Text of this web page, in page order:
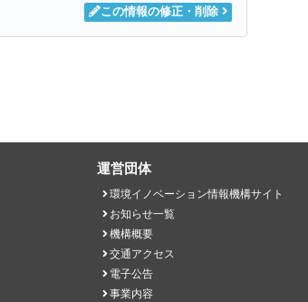
この情報の修正・削除
運営団体
環境イノベーション情報機構サイト
お知らせ一覧
機構概要
交通アクセス
電子公告
事業内容